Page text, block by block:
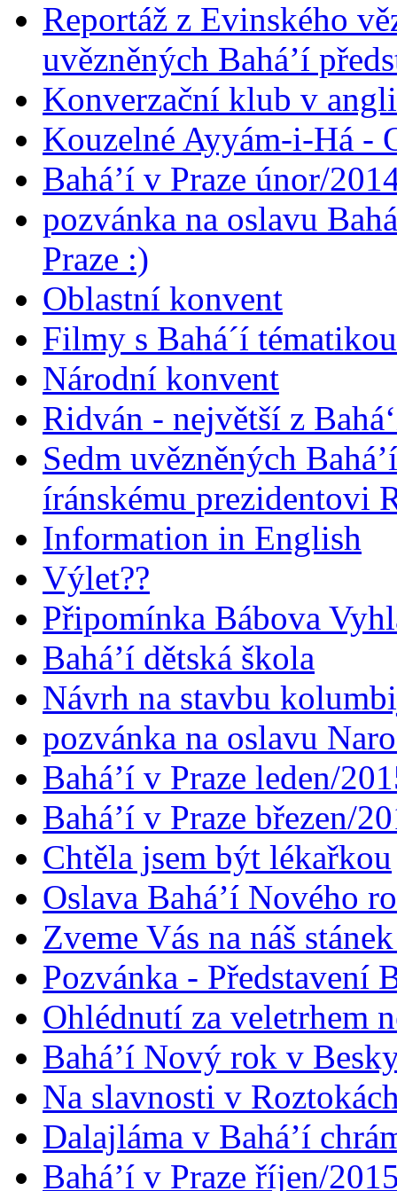
Reportáž z Evinského
uvězněných Bahá’í
Konverzační klub v
Kouzelné Ayyám-i-Há -
Bahá’í v Praze únor/
pozvánka na oslavu
Praze :)
Oblastní konvent
Filmy s Bahá´í
Národní konvent
Ridván - největší z
Sedm uvězněných
íránskému prezidentovi
Information in English
Výlet??
Připomínka Bábova
Bahá’í dětská škola
Návrh na stavbu
pozvánka na oslavu
Bahá’í v Praze leden/
Bahá’í v Praze březen/
Chtěla jsem být lékařkou
Oslava Bahá’í Nového
Zveme Vás na náš
Pozvánka - Představení
Ohlédnutí za veletrhem
Bahá’í Nový rok v
Na slavnosti v
Dalajláma v Bahá’í
Bahá’í v Praze říjen/